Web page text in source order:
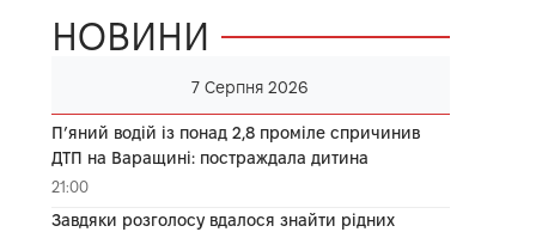
НОВИНИ
7 Серпня 2026
П’яний водій із понад 2,8 проміле спричинив
ДТП на Варащині: постраждала дитина
21:00
Завдяки розголосу вдалося знайти рідних